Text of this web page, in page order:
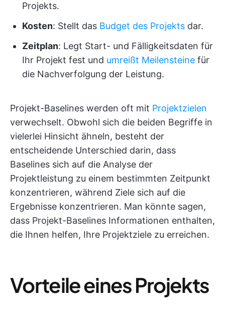
Projekts.
Kosten: Stellt das Budget des Projekts dar.
Zeitplan: Legt Start- und Fälligkeitsdaten für
Ihr Projekt fest und umreißt Meilensteine für
die Nachverfolgung der Leistung.
Projekt-Baselines werden oft mit Projektzielen
verwechselt. Obwohl sich die beiden Begriffe in
vielerlei Hinsicht ähneln, besteht der
entscheidende Unterschied darin, dass
Baselines sich auf die Analyse der
Projektleistung zu einem bestimmten Zeitpunkt
konzentrieren, während Ziele sich auf die
Ergebnisse konzentrieren. Man könnte sagen,
dass Projekt-Baselines Informationen enthalten,
die Ihnen helfen, Ihre Projektziele zu erreichen.
Vorteile eines Projekts